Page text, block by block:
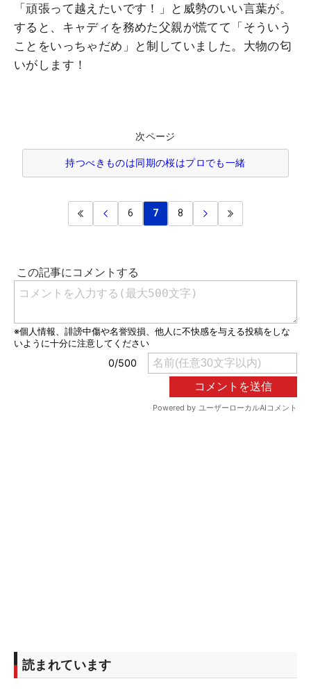
「頑張って越えたいです！」と威勢のいい言葉が。
すると、キャディを務めた父親が慌てて「そういう
ことをいっちゃだめ」と制していました。大物の匂
いがします！
次ページ
持つべきものは同期の桜はプロでも一緒
6 7 8
読まれています